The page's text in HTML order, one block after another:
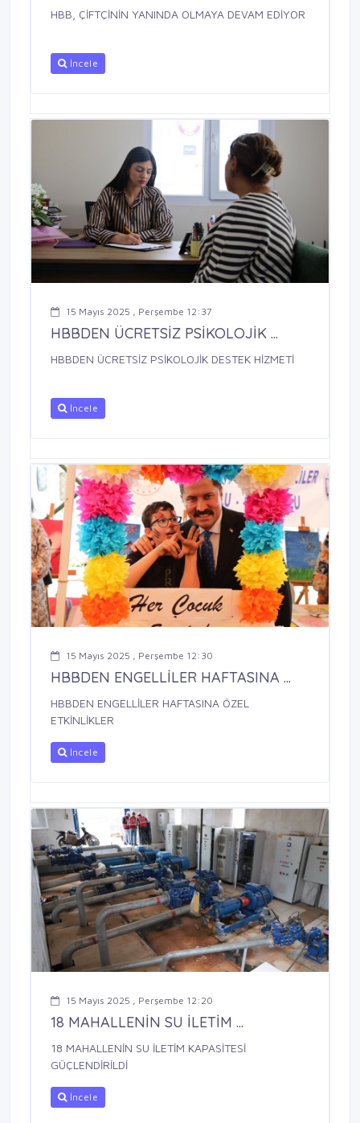
HBB, ÇİFTÇİNİN YANINDA OLMAYA DEVAM EDİYOR
İncele
15 Mayıs 2025 , Perşembe 12:37
HBBDEN ÜCRETSİZ PSİKOLOJİK ...
HBBDEN ÜCRETSİZ PSİKOLOJİK DESTEK HİZMETİ
İncele
15 Mayıs 2025 , Perşembe 12:30
HBBDEN ENGELLİLER HAFTASINA ...
HBBDEN ENGELLİLER HAFTASINA ÖZEL
ETKİNLİKLER
İncele
15 Mayıs 2025 , Perşembe 12:20
18 MAHALLENİN SU İLETİM ...
18 MAHALLENİN SU İLETİM KAPASİTESİ
GÜÇLENDİRİLDİ
İncele